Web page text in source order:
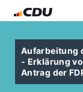
Aufarbeitung
- Erklärung
Antrag der